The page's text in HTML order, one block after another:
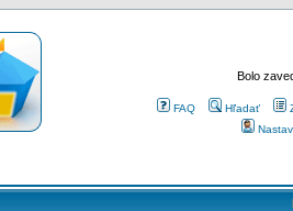
Bolo
FAQ Hľadať